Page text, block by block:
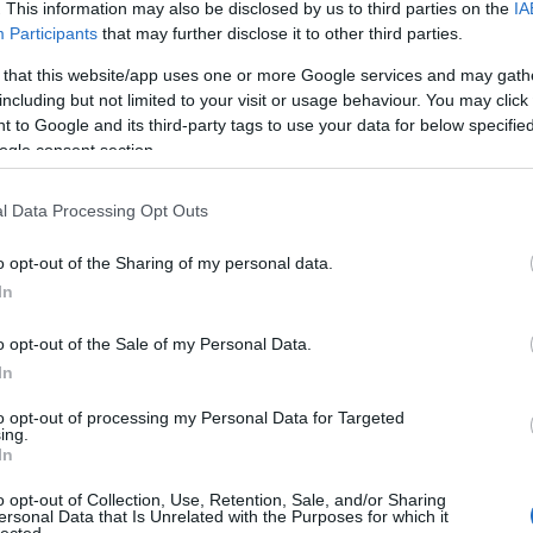
This information may also be disclosed by us to third parties on the
Participants that may further disclose it to other third parties.
that this website/app uses one or more Google services and may
but not limited to your visit or usage behaviour. You may
to Google and its third-party tags to use your data for below
consent section.
Data Processing Opt Outs
opt-out of the Sharing of my personal data.
opt-out of the Sale of my Personal Data.
opt-out of processing my Personal Data for Targeted
opt-out of Collection, Use, Retention, Sale, and/or Sharing
Data that Is Unrelated with the Purposes for which it
Szólj hozzá!
rendelés sittszállítás konténeres sittszállítás konténer
sitt elszállítás sittes konténer Tippek az online vásárláshoz
biztonságosan és könnyen sittszállítás konténer árak